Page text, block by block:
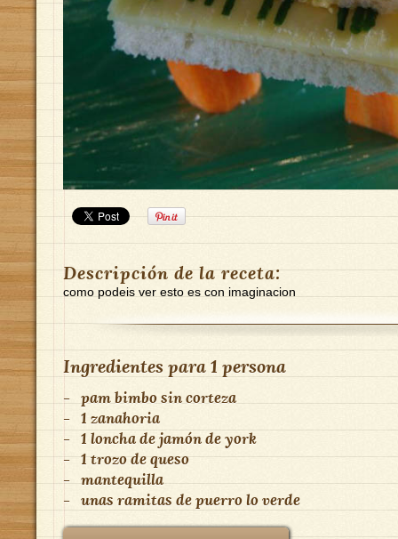
Descripción de la receta:
como podeis ver esto es con imaginacion
Ingredientes para1 persona
- pam bimbo sin corteza
- 1 zanahoria
- 1 loncha de jamón de york
- 1 trozo de queso
- mantequilla
- unas ramitas de puerro lo verde